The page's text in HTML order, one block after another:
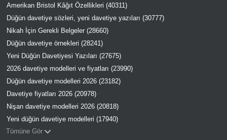
Amerikan Bristol Kâğıt Özellikleri (40311)
Düğün davetiye sözleri, yeni davetiye yazıları (30777)
Nikah İçin Gerekli Belgeler (28660)
Düğün davetiye örnekleri (28241)
Yeni Düğün Davetiyesi Yazıları (27675)
2026 davetiye modelleri ve fiyatları (23990)
Düğün davetiye modelleri 2026 (23182)
Davetiye fiyatları 2026 (20978)
Nişan davetiye modelleri 2026 (20818)
Yeni düğün davetiye modelleri (17940)
Tümüne Gör